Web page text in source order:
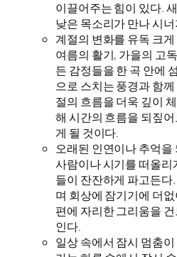
이끌어주는 힘이 있다.
낮은 목소리가 만나 시
계절의 변화를 유독 크
여름의 활기, 가을의 고
든 감정들을 한 곡 안에
으로 스치는 풍경과 함
절의 흐름을 더욱 깊이
해 시간의 흐름을 되짚
게 될 것이다.
오래된 인연이나 추억을
사람이나 시기를 떠올
들이 잔잔하게 파고든
며 회상에 잠기기에 더
편에 자리한 그리움을
인다.
일상 속에서 잠시 멈춤